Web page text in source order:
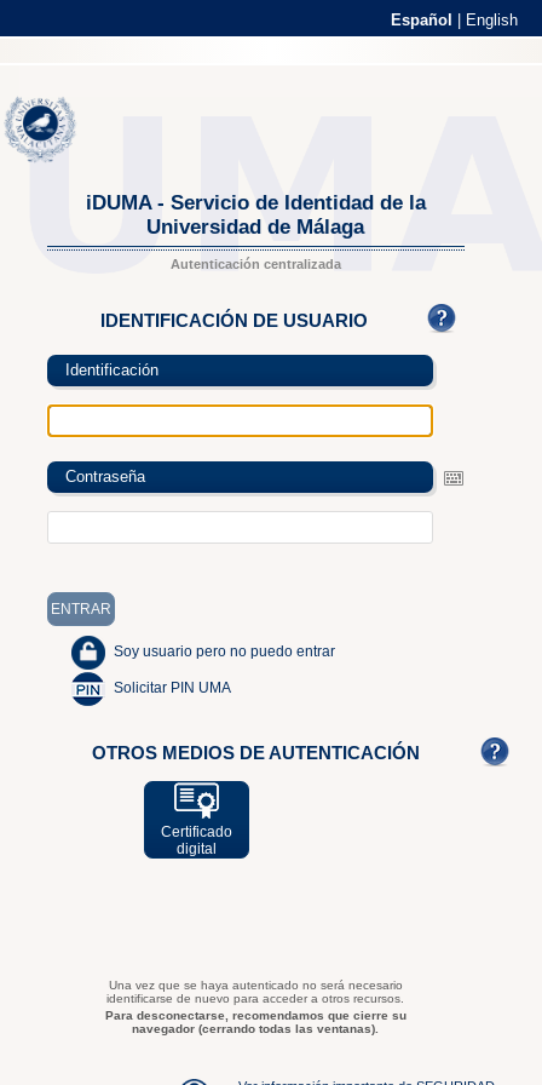
Español English
iDUMA - Servicio de Identidad de la
Universidad de Málaga
Autenticación centralizada
IDENTIFICACIÓN DE USUARIO
Identificación
Contraseña
Soy usuario pero no puedo entrar
Solicitar PIN UMA
OTROS MEDIOS DE AUTENTICACIÓN
Certificado
digital
Una vez que se haya autenticado no será necesario
identificarse de nuevo para acceder a otros recursos.
Para desconectarse, recomendamos que cierre su
navegador (cerrando todas las ventanas).